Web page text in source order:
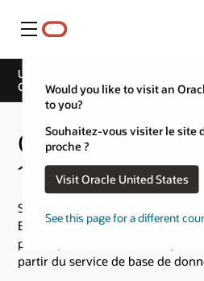
Menu
Would you like to visit an
to you?
Souhaitez-vous visiter le site
proche ?
Visit Oracle United States
See this page for a different
Utilisation de SQL*Plus avec
Cloud Service
Connexion
18c
SQL*Plus 18c peut se connecter
Express Cloud Service. La
par un portefeuille Oracle, que
partir du service de base de